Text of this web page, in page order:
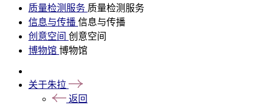
质量检测服务 质量检测服务
信息与传播 信息与传播
创意空间 创意空间
博物馆 博物馆
关于朱拉
返回